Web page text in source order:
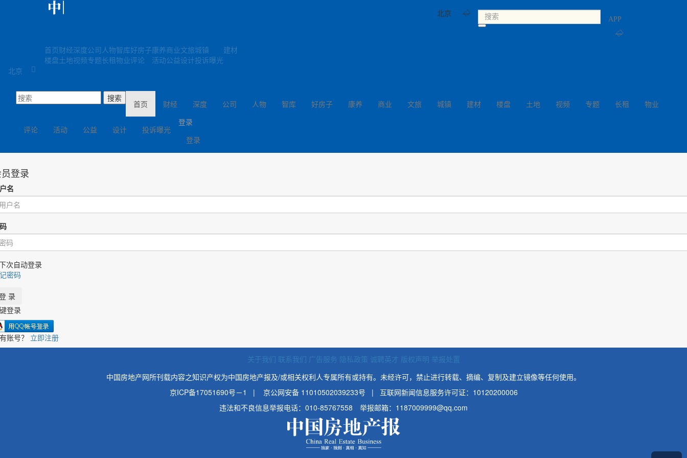
APP
◇
北京 ◇
首页财经深度公司 人物智库好房子康养商业文旅城镇
建材
楼盘土地视频专题长租物业评论 活动公益设计投诉曝光
北京
首页 (current)
财经 深度 公司 人物 智库 好房子 康养 商业 文旅 城镇 建材 楼盘 土地 视频 专题 长租 物业
评论 活动 公益 设计 投诉曝光
登录
登录
登录
名
次自动登录
密码
登录
账号？ 立即注册
关于我们 联系我们 广告服务 隐私政策 诚聘英才 版权声明 举报处置
中国房地产网所刊载内容之知识产权为中国房地产报及/或相关权利人专属所有或持有。未经许可，禁止进行转载、摘编、复制及建立镜像等任何使用。
京ICP备17051690号－1
|
京公网安备 11010502039233号 | 互联网新闻信息服务许可证：10120200006
违法和不良信息举报电话：010-85767558 举报邮箱：1187009999@qq.com